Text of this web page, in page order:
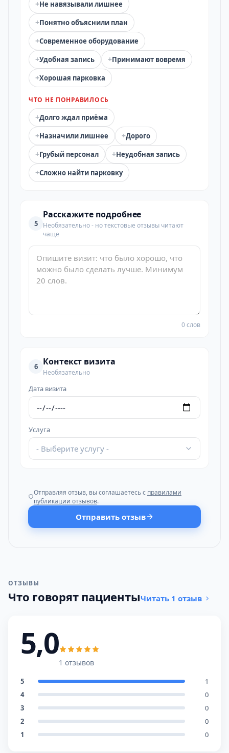
+Не навязывали лишнее
+Понятно объяснили план
+Современное оборудование
+Удобная запись +Принимают вовремя
+Хорошая парковка
ЧТО НЕ ПОНРАВИЛОСЬ
+Долго ждал приёма
+Назначили лишнее +Дорого
+Грубый персонал +Неудобная запись
+Сложно найти парковку
5
Расскажите подробнее
Необязательно - но текстовые отзывы читают
чаще
0 слов
6 Контекст визита
Необязательно
Дата визита
Услуга
- Выберите услугу -
Отправляя отзыв, вы соглашаетесь с правилами
публикации отзывов.
Отправить отзыв
ОТЗЫВЫ
Что говорят пациентыЧитать 1 отзыв
5,0
1 отзывов
5
1
4
0
3
0
2
0
1
0